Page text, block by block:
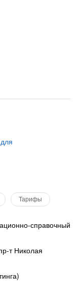
Тарифы
справочный
т Николая